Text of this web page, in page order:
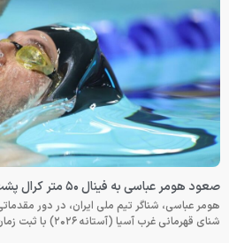
صعود هومر عباسی به فینال ۵۰ متر کرال پشت مسابقات غرب آسیا
شنای قهرمانی غرب آسیا (آستانه ۲۰۲۶) با ثبت زمان ۲۵.۶۷ ثانیه در جایگاه نخست قرار